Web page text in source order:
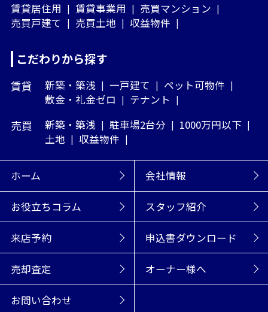
賃貸居住用 賃貸事業用
売買マンション
売買戸建て
売買土地 収益物件
こだわりから探す
賃貸 新築・築浅 一戸建て
ペット可物件
敷金・礼金ゼロ
テナント
売買 新築・築浅 駐車場2台分
1000万円以下
土地
収益物件
ホーム 会社情報
お役立ちコラム スタッフ紹介
来店予約 申込書ダウンロード
売却査定 オーナー様へ
お問い合わせ